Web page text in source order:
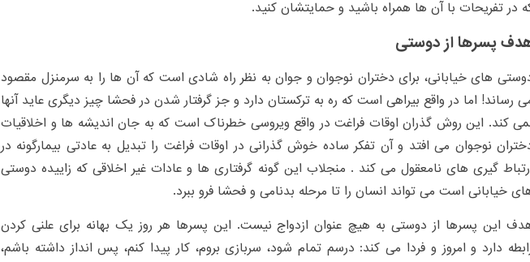
در تفریحات با آن ها همراه باشید و حمایتشان کنید.
پسرها از دوستی
های خیابانی، برای دختران نوجوان و جوان به نظر راه شادی است که آن ها را به سرمنزل مقصود
رساند! اما در واقع بیراهی است که ره به ترکستان دارد و جز گرفتار شدن در فحشا چیز دیگری عاید آنها
کند. این روش گذران اوقات فراغت در واقع ویروسی خطرناک است که به جان اندیشه ها و اخلاقیات
نوجوان می افتد و آن تفکر ساده خوش گذرانی در اوقات فراغت را تبدیل به عادتی بیمارگونه در
گیری های نامعقول می کند . منجلاب این گونه گرفتاری ها و عادات غیر اخلاقی که زاییده دوستی
خیابانی است می تواند انسان را تا مرحله بدنامی و فحشا فرو ببرد.
این پسرها از دوستی به هیچ عنوان ازدواج نیست. این پسرها هر روز یک بهانه برای علنی کردن
دارد و امروز و فردا می کند: درسم تمام شود، سربازی بروم، کار پیدا کنم، پس انداز داشته باشم،